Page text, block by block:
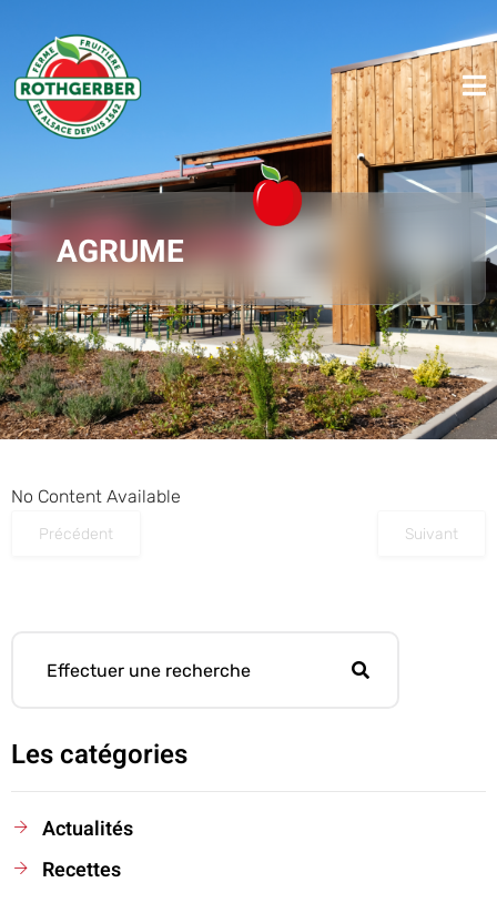
AGRUME
No Content Available
Précédent Suivant
Les catégories
Actualités
Recettes